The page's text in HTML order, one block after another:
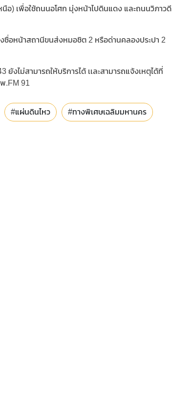
อ) เพื่อใช้ถนนอโศก มุ่งหน้าไปดินแดง และถนนวิภาวดี
ซื่อหน้าสถานีขนส่งหมอชิต 2 หรือด่านคลองประปา 2
งไม่สามารถให้บริการได้ เเละสามารถแจ้งเหตุได้ที่
.FM 91
#แผ่นดินไหว #ทางพิเศษเฉลิมมหานคร